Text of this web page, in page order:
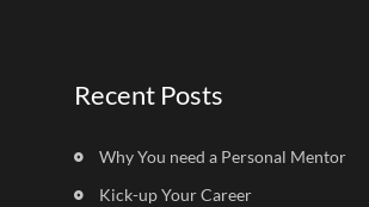
Recent Posts
Why You need a Personal Mentor
Kick-up Your Career